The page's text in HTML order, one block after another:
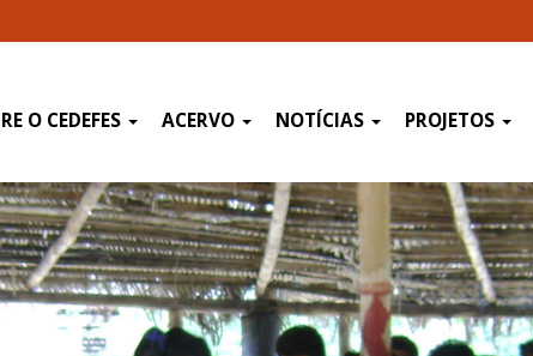
O CEDEFES ACERVO NOTÍCIAS PROJETOS